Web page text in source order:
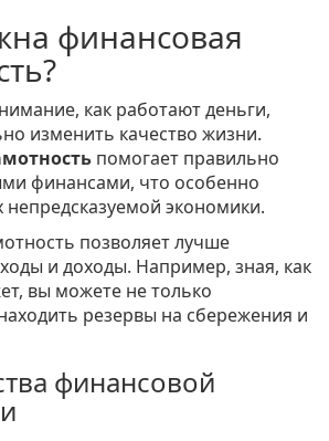
финансовая
как работают деньги,
изменить качество жизни.
помогает правильно
финансами, что особенно
непредсказуемой экономики.
позволяет лучше
и доходы. Например, зная, как
вы можете не только
резервы на сбережения и
финансовой